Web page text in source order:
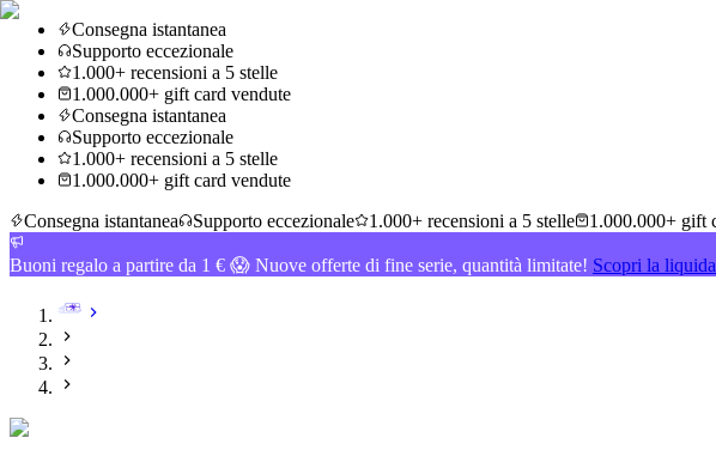
Consegna istantanea
Supporto eccezionale
1.000+ recensioni a 5 stelle
1.000.000+ gift card vendute
Consegna istantanea
Supporto eccezionale
1.000+ recensioni a 5 stelle
1.000.000+ gift card vendute
Consegna istantanea
Supporto eccezionale 1.000+ recensioni a 5 stelle 1.000.000+ gift
Buoni regalo a partire da 1 € 😱 Nuove offerte di fine serie, quantità limitate! Scopri la